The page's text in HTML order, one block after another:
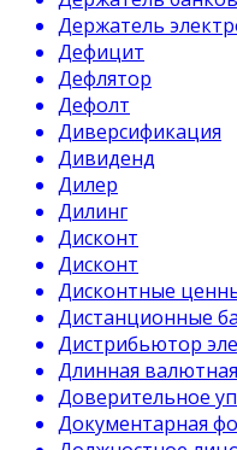
Держатель
Дефицит
Дефлятор
Дефолт
Диверсификация
Дивиденд
Дилер
Дилинг
Дисконт
Дисконт
Дисконтные
Дистанционные
Дистрибьютор
Длинная
Доверительное
Документарная